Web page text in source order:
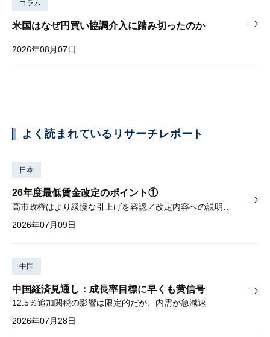
コラム
米国はなぜ円買い協調介入に踏み切ったのか
2026年08月07日
よく読まれているリサーチレポート
日本
26年度最低賃金改定のポイント①
2026年07月09日
中国
中国経済見通し：成長率目標に早くも黄信号
12.5％追加関税の影響は限定的だが、内需が急減速
2026年07月28日